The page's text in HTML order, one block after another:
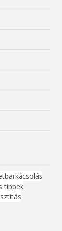
barkácsolás
tippek